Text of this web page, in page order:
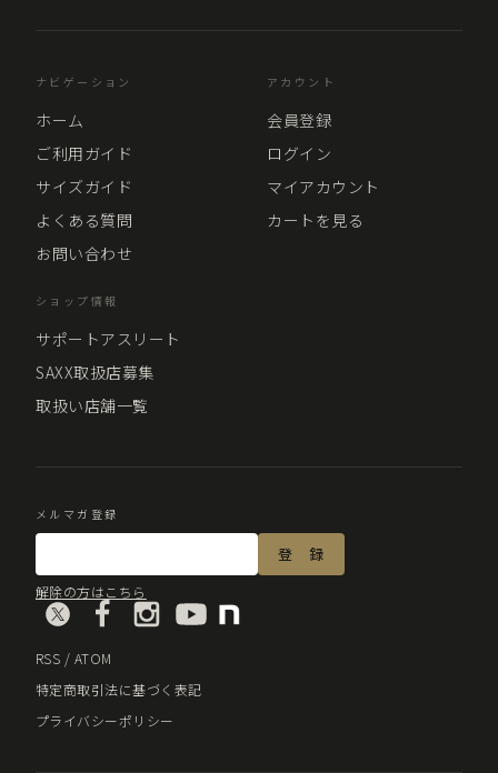
ナビゲーション
ホーム
ご利用ガイド
サイズガイド
よくある質問
お問い合わせ
アカウント
会員登録
ログイン
マイアカウント
カートを見る
ショップ情報
サポートアスリート
SAXX取扱店募集
取扱い店舗一覧
メルマガ登録
解除の方はこちら
RSS / ATOM
特定商取引法に基づく表記
プライバシーポリシー